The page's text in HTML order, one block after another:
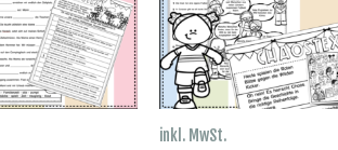
inkl. MwSt.